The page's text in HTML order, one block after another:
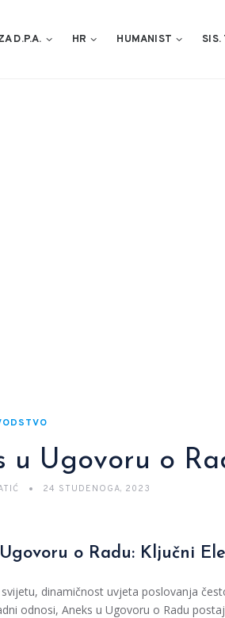
D.P.A. HR HUMANIST SIS.
u Ugovoru o
24 STUDENOGA, 2023
o Radu: Ključni
dinamičnost uvjeta poslovanja
odnosi, Aneks u Ugovoru o Radu